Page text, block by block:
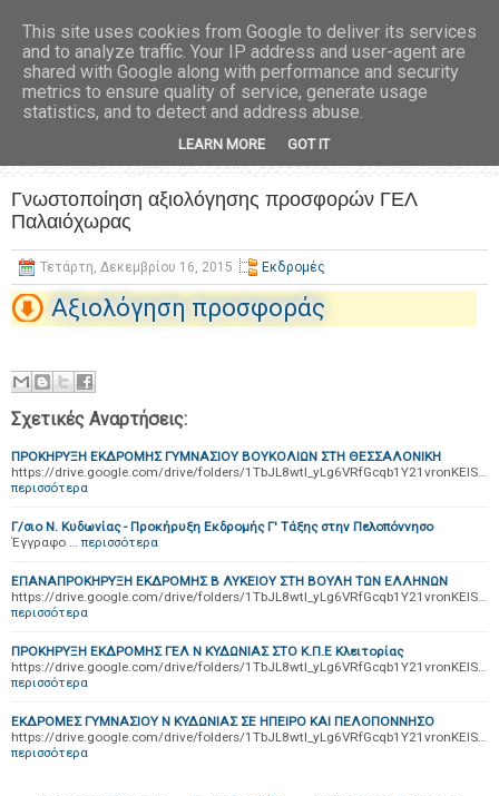
Γνωστοποίηση αξιολόγησης προσφορών ΓΕΛ
Παλαιόχωρας
Τετάρτη, Δεκεμβρίου 16, 2015 Εκδρομές
Αξιολόγηση προσφοράς
Σχετικές Αναρτήσεις:
ΠΡΟΚΗΡΥΞΗ ΕΚΔΡΟΜΗΣ ΓΥΜΝΑΣΙΟΥ ΒΟΥΚΟΛΙΩΝ ΣΤΗ ΘΕΣΣΑΛΟΝΙΚΗ
https://drive.google.com/drive/folders/1TbJL8wtl_yLg6VRfGcqb1Y21vronKEIS…
περισσότερα
Γ/σιο Ν. Κυδωνίας - Προκήρυξη Εκδρομής Γ' Τάξης στην Πελοπόννησο
Έγγραφο … περισσότερα
ΕΠΑΝΑΠΡΟΚΗΡΥΞΗ ΕΚΔΡΟΜΗΣ Β ΛΥΚΕΙΟΥ ΣΤΗ ΒΟΥΛΗ ΤΩΝ ΕΛΛΗΝΩΝ
https://drive.google.com/drive/folders/1TbJL8wtl_yLg6VRfGcqb1Y21vronKEIS…
περισσότερα
ΠΡΟΚΗΡΥΞΗ ΕΚΔΡΟΜΗΣ ΓΕΛ Ν ΚΥΔΩΝΙΑΣ ΣΤΟ Κ.Π.Ε Κλειτορίας
https://drive.google.com/drive/folders/1TbJL8wtl_yLg6VRfGcqb1Y21vronKEIS…
περισσότερα
ΕΚΔΡΟΜΕΣ ΓΥΜΝΑΣΙΟΥ Ν ΚΥΔΩΝΙΑΣ ΣΕ ΗΠΕΙΡΟ ΚΑΙ ΠΕΛΟΠΟΝΝΗΣΟ
https://drive.google.com/drive/folders/1TbJL8wtl_yLg6VRfGcqb1Y21vronKEIS…
περισσότερα
This site uses cookies from Google to deliver its services
and to analyze traffic. Your IP address and user-agent are
shared with Google along with performance and security
metrics to ensure quality of service, generate usage
statistics, and to detect and address abuse.
LEARN MORE GOT IT